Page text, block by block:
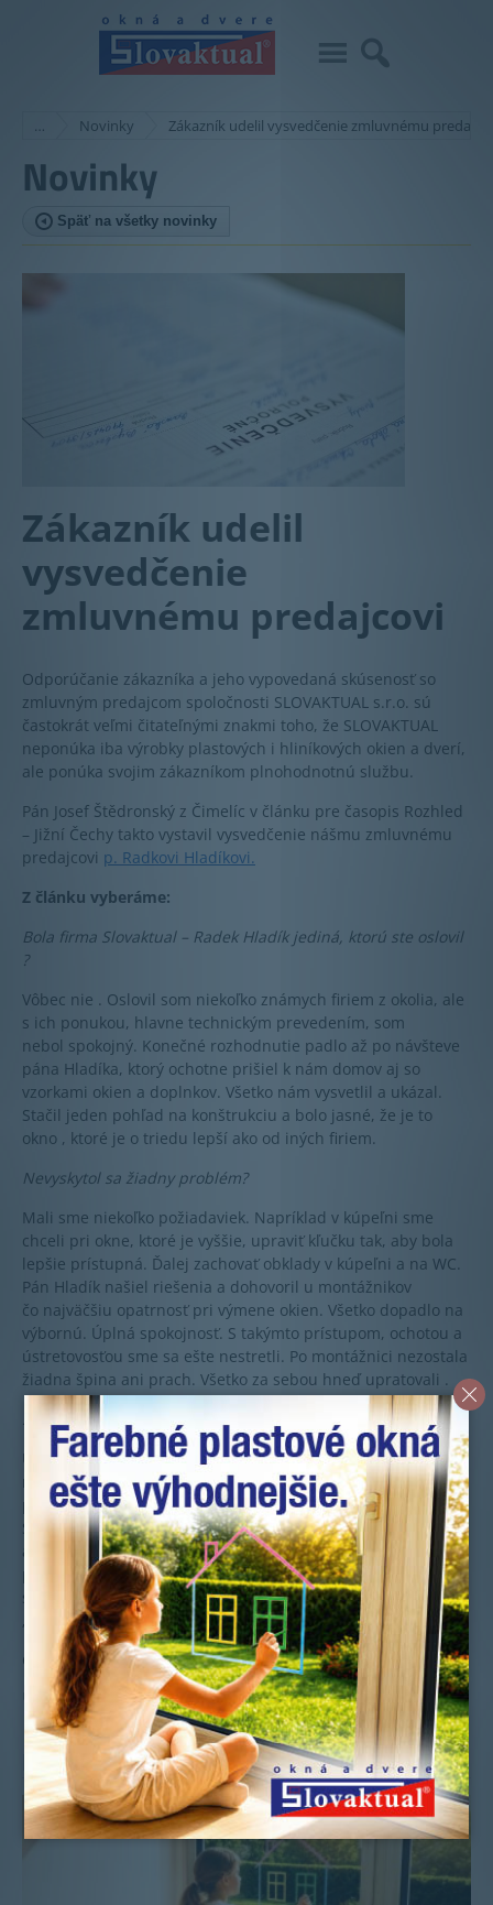
… Novinky Zákazník udelil vysvedčenie zmluvnému
Novinky
Späť na všetky novinky
Zákazník udelil
vysvedčenie
zmluvnému predajcovi
Odporúčanie zákazníka a jeho vypovedaná skúsenosť so
zmluvným predajcom spoločnosti SLOVAKTUAL s.r.o. sú
častokrát veľmi čitateľnými znakmi toho, že SLOVAKTUAL
neponúka iba výrobky plastových i hliníkových okien a dverí,
ale ponúka svojim zákazníkom plnohodnotnú službu.
Pán Josef Štědronský z Čimelíc v článku pre časopis Rozhled
– Jižní Čechy takto vystavil vysvedčenie nášmu zmluvnému
predajcovi p. Radkovi Hladíkovi.
Z článku vyberáme:
Bola firma Slovaktual – Radek Hladík jediná, ktorú ste oslovil
?
Vôbec nie . Oslovil som niekoľko známych firiem z okolia, ale
s ich ponukou, hlavne technickým prevedením, som
nebol spokojný. Konečné rozhodnutie padlo až po návšteve
pána Hladíka, ktorý ochotne prišiel k nám domov aj so
vzorkami okien a doplnkov. Všetko nám vysvetlil a ukázal.
Stačil jeden pohľad na konštrukciu a bolo jasné, že je to
okno , ktoré je o triedu lepší ako od iných firiem.
Nevyskytol sa žiadny problém?
Mali sme niekoľko požiadaviek. Napríklad v kúpeľni sme
chceli pri okne, ktoré je vyššie, upraviť kľučku tak, aby bola
lepšie prístupná. Ďalej zachovať obklady v kúpeľni a na WC.
Pán Hladík našiel riešenia a dohovoril u montážnikov
čo najväčšiu opatrnosť pri výmene okien. Všetko dopadlo na
výbornú. Úplná spokojnosť. S takýmto prístupom, ochotou a
ústretovosťou sme sa ešte nestretli. Po montážnici nezostala
žiadna špina ani prach. Všetko za sebou hneď upratovali .
Ste spokojný s dodanými oknami?
Úplne. Nechali sme si vymeniť všetky okná v obytnej časti, k
nim sme rovno dali nové parapety a žalúzie. Okná v pivnici
plánujeme vymeniť asi až po lete, ale jednoznačne s firmou
Slovaktual. Prekvapil ma aj záujem pána Hladíka, keď sa po
asi dvoch mesiacoch ozval a zaujímal sa, či je všetko v
poriadku. Nemal som žiadnu pripomienku, okná fungujú
skvele a ani sme nemuseli volať na dodatočné
„doštelovanie“.
Celý článok: tu
Uverejnené: 2.5.2014
Ďalšie novinky